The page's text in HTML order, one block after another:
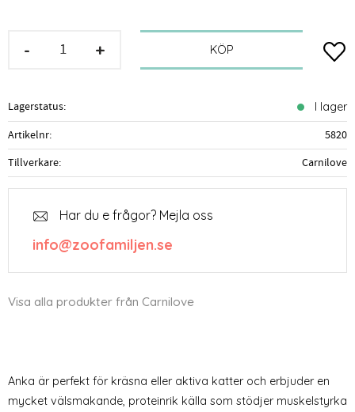
+
- KÖP
Lagerstatus I lager
Artikelnr
5820
Tillverkare
Carnilove
Har du e frågor? Mejla oss
info@zoofamiljen.se
Visa alla produkter från Carnilove
Anka är perfekt för kräsna eller aktiva katter och erbjuder en
mycket välsmakande, proteinrik källa som stödjer muskelstyrka